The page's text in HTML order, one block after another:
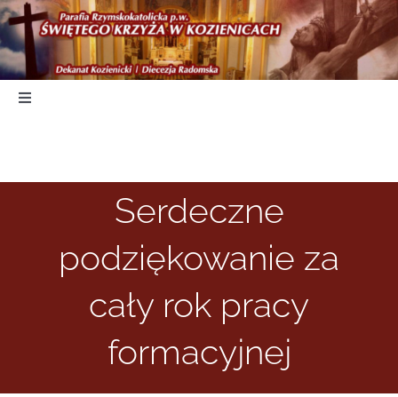
Skip
to
content
Toggle
Duszpasterstwo
Nabożeństwa
Serdeczne
podziękowanie za
cały rok pracy
formacyjnej